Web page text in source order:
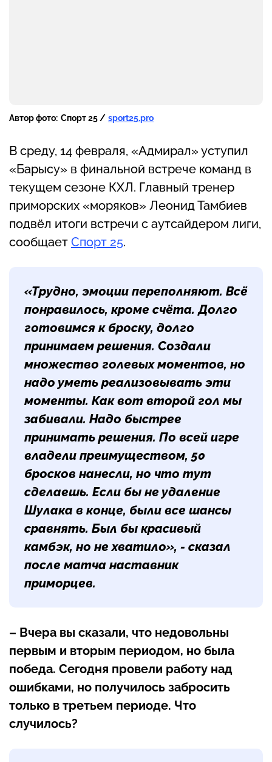
Автор фото: Спорт 25 / sport25.pro
В среду, 14 февраля, «Адмирал» уступил
«Барысу» в финальной встрече команд в
текущем сезоне КХЛ. Главный тренер
приморских «моряков» Леонид Тамбиев
подвёл итоги встречи с аутсайдером лиги,
сообщает Спорт 25.
«Трудно, эмоции переполняют. Всё
понравилось, кроме счёта. Долго
готовимся к броску, долго
принимаем решения. Создали
множество голевых моментов, но
надо уметь реализовывать эти
моменты. Как вот второй гол мы
забивали. Надо быстрее
принимать решения. По всей игре
владели преимуществом, 50
бросков нанесли, но что тут
сделаешь. Если бы не удаление
Шулака в конце, были все шансы
сравнять. Был бы красивый
камбэк, но не хватило», - сказал
после матча наставник
приморцев.
– Вчера вы сказали, что недовольны
первым и вторым периодом, но была
победа. Сегодня провели работу над
ошибками, но получилось забросить
только в третьем периоде. Что
случилось?